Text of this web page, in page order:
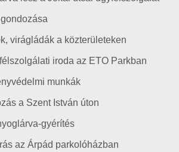
virágládák a közterületeken
iroda az ETO Parkban
munkák
a Szent István úton
gyérítés
az Árpád parkolóházban